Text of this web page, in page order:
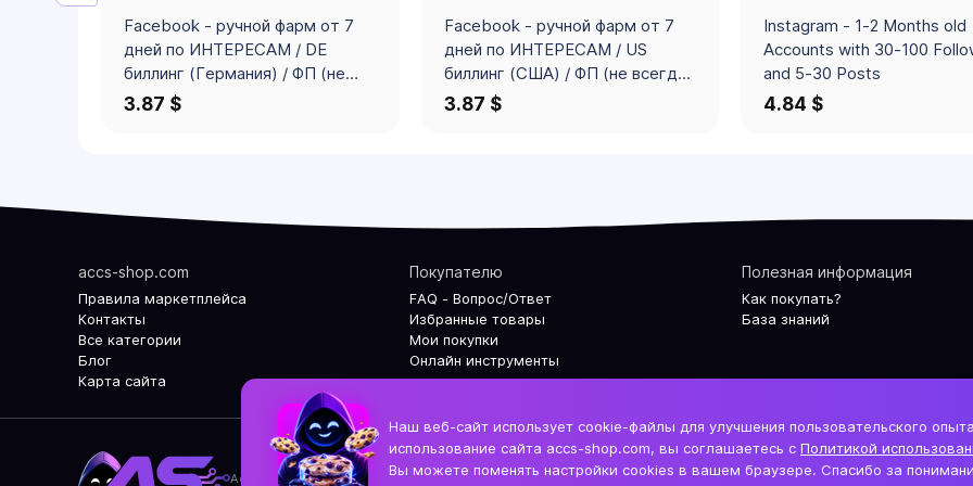
Facebook - ручной фарм от 7
дней по ИНТЕРЕСАМ / DE
биллинг (Германия) / ФП (не
всегда) / 100+ ПОДПИСЧИКОВ
ЧЕКПОИНТ СЕЛФИ / отлежка 1
3.87 $
Facebook - ручной фарм от 7
дней по ИНТЕРЕСАМ / US
биллинг (США) / ФП (не всегда)
/ 100+ ПОДПИСЧИКОВ / лимит
3.87 $
Instagram - 1-2 Months old
Accounts with 30-100
and 5-30 Posts
4.84 $
accs-shop.com
Правила маркетплейса
Контакты
Все категории
Блог
Карта сайта
Покупателю
FAQ - Вопрос/Ответ
Избранные товары
Мои покупки
Онлайн инструменты
Полезная информация
Как покупать?
База знаний
Accs-shop.com - Интернет магазин аккаунтов
Наш веб-сайт использует cookie-файлы для улучшения пользовательского
использование сайта accs-shop.com, вы соглашаетесь с Политикой
Вы можете поменять настройки cookies в вашем браузере. Спасибо за